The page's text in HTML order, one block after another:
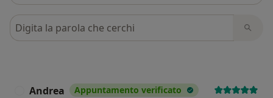
Cerca nelle recensioni
Andrea Appuntamento verificato